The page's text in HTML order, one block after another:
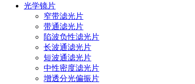
光学镜片
窄带滤光片
带通滤光片
陷波负性滤光片
长波通滤光片
短波通滤光片
中性密度滤光片
增透分光偏振片